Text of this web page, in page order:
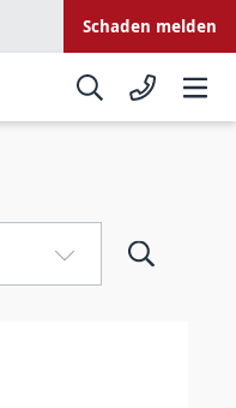
Schaden melden